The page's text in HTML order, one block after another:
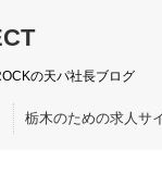
の天パ社長ブログ
栃木のための求人サ